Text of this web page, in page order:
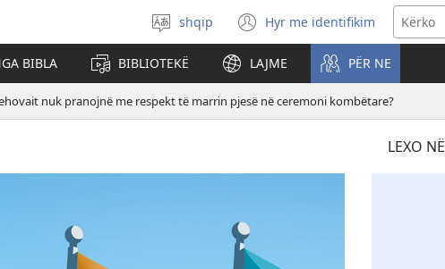
Zgjidh
gjuhën
shqip Hyr me identifikim
(hap
dritare
re)
BIBLA BIBLIOTEKË LAJME PËR NE
nuk pranojnë me respekt të marrin pjesë në ceremoni kombëtare?
LEXO NË